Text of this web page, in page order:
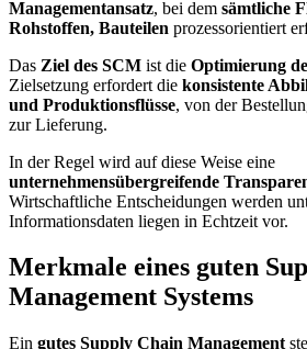
Managementansatz, bei dem sämtliche
Rohstoffen, Bauteilen prozessorientiert
Das Ziel des SCM ist die Optimierung
Zielsetzung erfordert die konsistente
und Produktionsflüsse, von der
zur Lieferung.
In der Regel wird auf diese Weise eine
unternehmensübergreifende
Wirtschaftliche Entscheidungen werden
Informationsdaten liegen in Echtzeit vor.
Merkmale eines guten
Management Systems
Ein gutes Supply Chain Management